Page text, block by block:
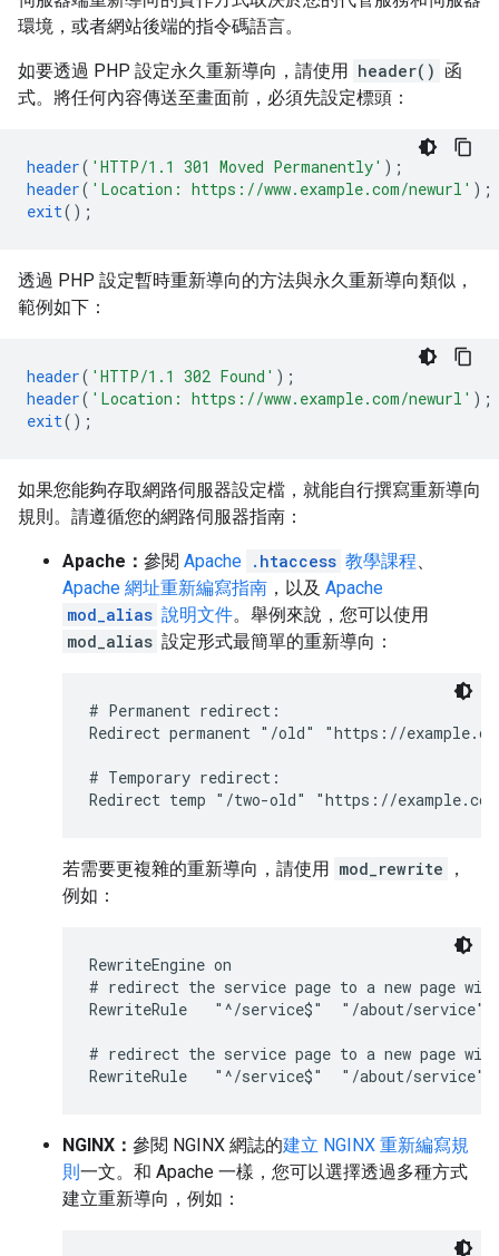
環境，或者網站後端的指令碼語言。
如要透過 PHP 設定永久重新導向，請使用 header() 函
式。將任何內容傳送至畫面前，必須先設定標頭：
header( 'HTTP/1.1 301 Moved Permanently' );
header( 'Location: https://www.example.com/newurl' );
exit();
透過 PHP 設定暫時重新導向的方法與永久重新導向類似，
範例如下：
header( 'HTTP/1.1 302 Found' );
header( 'Location: https://www.example.com/newurl' );
exit();
如果您能夠存取網路伺服器設定檔，就能自行撰寫重新導向
規則。請遵循您的網路伺服器指南：
Apache： 參閱 Apache .htaccess 教學課程、
Apache 網址重新編寫指南 ，以及 Apache
mod_alias 說明文件。舉例來說，您可以使用
mod_alias 設定形式最簡單的重新導向：
# Permanent redirect:
Redirect permanent "/old" "https://
# Temporary redirect:
Redirect temp "/two-old" "https://
若需要更複雜的重新導向，請使用 mod_rewrite
，
例如：
RewriteEngine on
# redirect the service page to a new page
RewriteRule   "^/service$"  "/about/service"
# redirect the service page to a new page
RewriteRule   "^/service$"  "/about/service"
NGINX： 參閱 NGINX 網誌的建立 NGINX 重新編寫規
則一文。和 Apache 一樣，您可以選擇透過多種方式
建立重新導向，例如：